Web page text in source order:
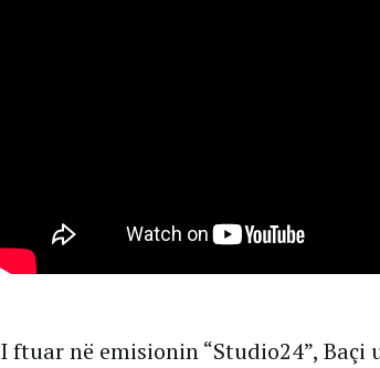
I ftuar në emisionin “Studio24”, Baçi